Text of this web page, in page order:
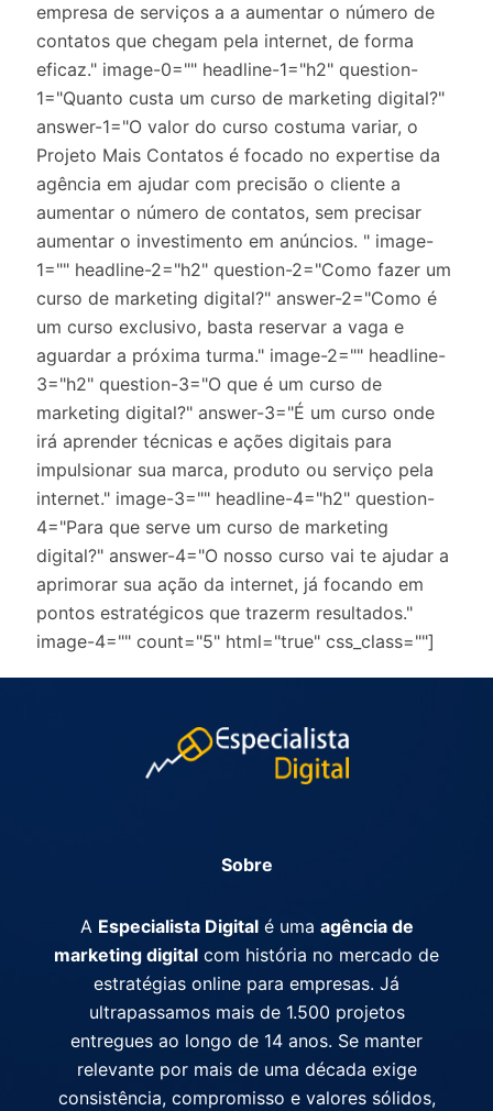
empresa de serviços a a aumentar o número de
contatos que chegam pela internet, de forma
eficaz." image-0="" headline-1="h2" question-
1="Quanto custa um curso de marketing digital?"
answer-1="O valor do curso costuma variar, o
Projeto Mais Contatos é focado no expertise da
agência em ajudar com precisão o cliente a
aumentar o número de contatos, sem precisar
aumentar o investimento em anúncios. " image-
1="" headline-2="h2" question-2="Como fazer um
curso de marketing digital?" answer-2="Como é
um curso exclusivo, basta reservar a vaga e
aguardar a próxima turma." image-2="" headline-
3="h2" question-3="O que é um curso de
marketing digital?" answer-3="É um curso onde
irá aprender técnicas e ações digitais para
impulsionar sua marca, produto ou serviço pela
internet." image-3="" headline-4="h2" question-
4="Para que serve um curso de marketing
digital?" answer-4="O nosso curso vai te ajudar a
aprimorar sua ação da internet, já focando em
pontos estratégicos que trazerm resultados."
image-4="" count="5" html="true" css_class=""]
Sobre
A Especialista Digitalé uma agência de
marketing digital com história no mercado de
estratégias online para empresas. Já
ultrapassamos mais de 1.500 projetos
entregues ao longo de 14 anos. Se manter
relevante por mais de uma década exige
consistência, compromisso e valores sólidos,